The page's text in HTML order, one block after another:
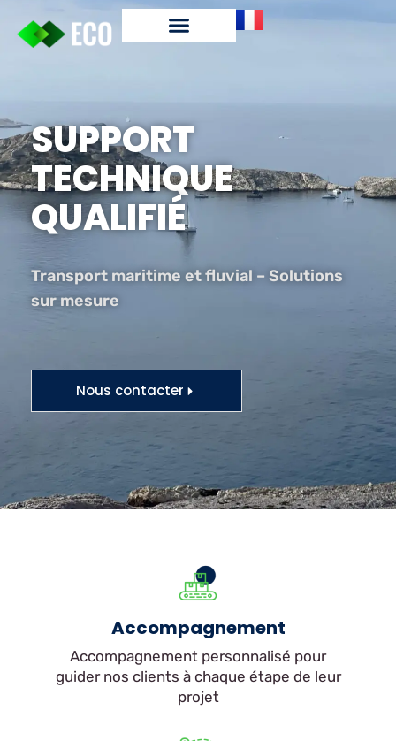
SUPPORT
TECHNIQUE
QUALIFIÉ
Transport maritime et fluvial – Solutions
sur mesure
Nous contacter
Accompagnement
Accompagnement personnalisé pour
guider nos clients à chaque étape de leur
projet